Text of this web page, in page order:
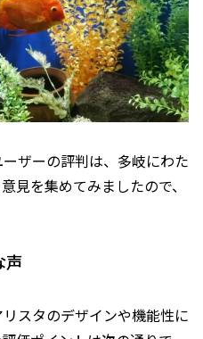
ザーの評判は、多岐にわた
見を集めてみましたので、
声
スタのデザインや機能性に